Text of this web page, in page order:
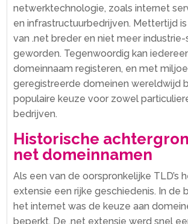
netwerktechnologie, zoals internet
en infrastructuurbedrijven.​ Mettertijd
van .​net breder en niet meer
geworden.​ Tegenwoordig kan
domeinnaam registeren, en met
geregistreerde domeinen wereldwijd
populaire keuze voor zowel
bedrijven.​
Historische
net domeinnamen
Als een van de oorspronkelijke TLD’s
extensie een rijke geschiedenis.​ In de
het internet was de keuze aan
beperkt.​ De .​net extensie werd snel